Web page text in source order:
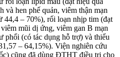
và hen phế quản, viêm thận mạn
44,4 – 70%), rối loạn nhịp tim (đạt
mũi dị ứng, viêm gan B mạn
phổi (có tác dụng hỗ trợ) và thiểu
– 64,15%). Viện nghiên cứu
cũng đã dùng ĐTHT điều trị cho